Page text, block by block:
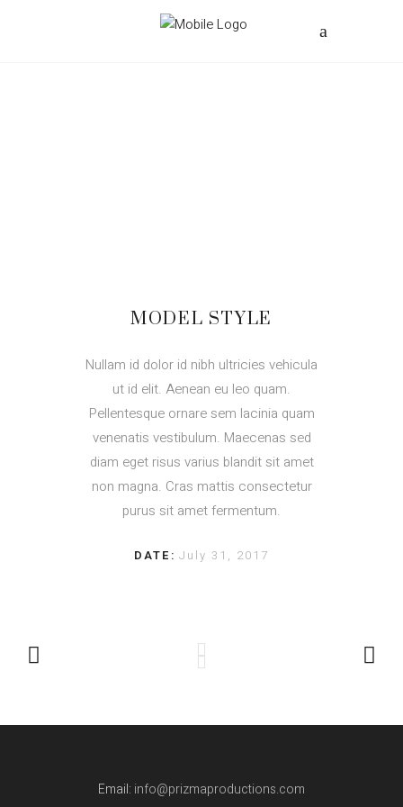
MODEL STYLE
Nullam id dolor id nibh ultricies vehicula
ut id elit. Aenean eu leo quam.
Pellentesque ornare sem lacinia quam
venenatis vestibulum. Maecenas sed
diam eget risus varius blandit sit amet
non magna. Cras mattis consectetur
purus sit amet fermentum.
DATE: July 31, 2017
Email: info@prizmaproductions.com